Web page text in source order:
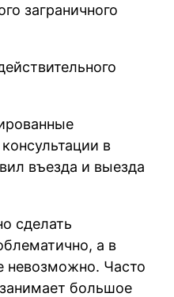
заграничного
в
въезда и выезда
сделать
а в
невозможно. Часто
большое